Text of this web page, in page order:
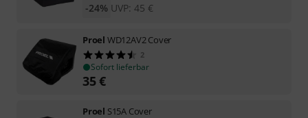
UVP: 45 €
-24%
Proel WD12AV2 Cover
2
Sofort lieferbar
35€
Proel S15A Cover